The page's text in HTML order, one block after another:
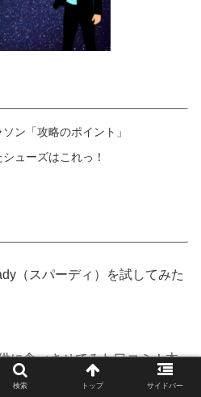
ン「攻略のポイント」
ューズはこれっ！
（スパーディ）を試してみた
に食べさせてみた口コミ！本
不安になる美味さ
検索 トップ サイドバー